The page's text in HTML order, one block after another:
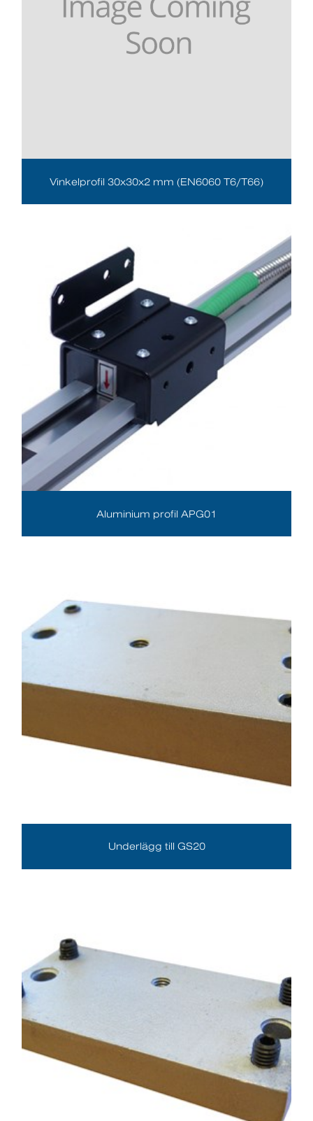
Vinkelprofil 30x30x2 mm (EN6060 T6/T66)
Aluminium profil APG01
Underlägg till GS20